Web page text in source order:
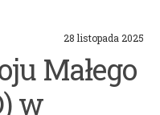
28 listopada 2025
Małego
w